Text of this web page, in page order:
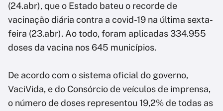
(24.abr), que o Estado bateu o recorde de
vacinação diária contra a covid-19 na última sexta-
feira (23.abr). Ao todo, foram aplicadas 334.955
doses da vacina nos 645 municípios.
De acordo com o sistema oficial do governo,
VaciVida, e do Consórcio de veículos de imprensa,
o número de doses representou 19,2% de todas as